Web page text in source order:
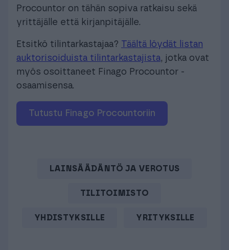
Procountor on tähän sopiva ratkaisu sekä
yrittäjälle että kirjanpitäjälle.
Etsitkö tilintarkastajaa?
Täältä löydät listan
auktorisoiduista tilintarkastajista, jotka ovat
myös osoittaneet Finago Procountor -
osaamisensa.
tutustu Finago Procountoriin
LAINSÄÄDÄNTÖ JA VEROTUS
TILITOIMISTO
YHDISTYKSILLE YRITYKSILLE